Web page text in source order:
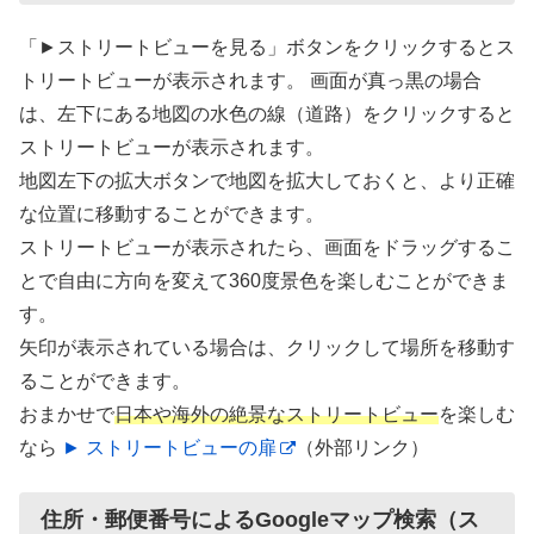
「►ストリートビューを見る」ボタンをクリックするとス
トリートビューが表示されます。 画面が真っ黒の場合
は、左下にある地図の水色の線（道路）をクリックすると
ストリートビューが表示されます。
地図左下の拡大ボタンで地図を拡大しておくと、より正確
な位置に移動することができます。
ストリートビューが表示されたら、画面をドラッグするこ
とで自由に方向を変えて360度景色を楽しむことができま
す。
矢印が表示されている場合は、クリックして場所を移動す
ることができます。
おまかせで日本や海外の絶景なストリートビューを楽しむ
なら ► ストリートビューの扉 （外部リンク）
住所・郵便番号によるGoogleマップ検索（ス